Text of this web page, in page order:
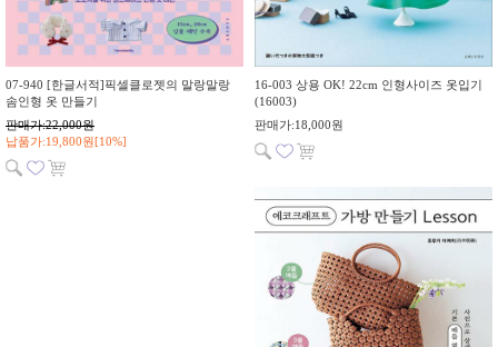
07-940 [한글서적]픽셀클로젯의 말랑말랑
솜인형 옷 만들기
판매가:22,000원
납품가:19,800원[10%]
16-003 상용 OK! 22cm 인형사이즈 옷입기
(16003)
판매가:18,000원